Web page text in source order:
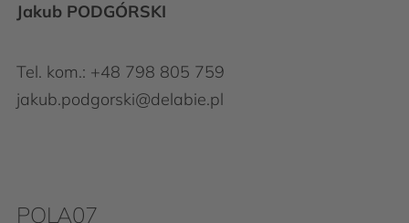
Jakub PODGÓRSKI
Tel. kom.: +48 798 805 759
jakub.podgorski@delabie.pl
POLA07